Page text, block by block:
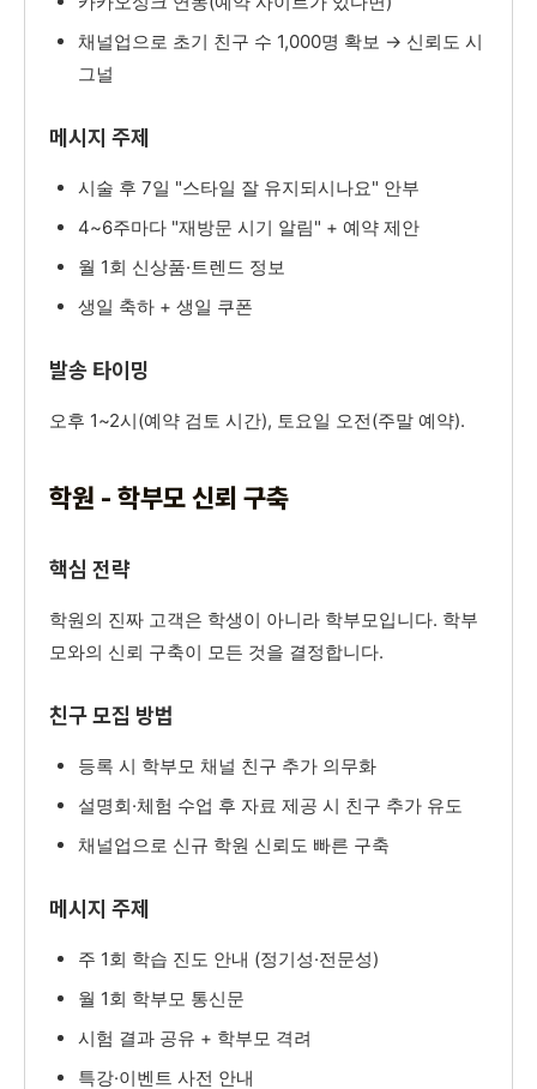
채널업으로 초기 친구 수 1,000명 확보 → 신뢰도 시
그널
메시지 주제
시술 후 7일 "스타일 잘 유지되시나요" 안부
4~6주마다 "재방문 시기 알림" + 예약 제안
월 1회 신상품·트렌드 정보
생일 축하 + 생일 쿠폰
발송 타이밍
오후 1~2시(예약 검토 시간), 토요일 오전(주말 예약).
학원 - 학부모 신뢰 구축
핵심 전략
학원의 진짜 고객은 학생이 아니라 학부모입니다. 학부
모와의 신뢰 구축이 모든 것을 결정합니다.
친구 모집 방법
등록 시 학부모 채널 친구 추가 의무화
설명회·체험 수업 후 자료 제공 시 친구 추가 유도
채널업으로 신규 학원 신뢰도 빠른 구축
메시지 주제
주 1회 학습 진도 안내 (정기성·전문성)
월 1회 학부모 통신문
시험 결과 공유 + 학부모 격려
특강·이벤트 사전 안내